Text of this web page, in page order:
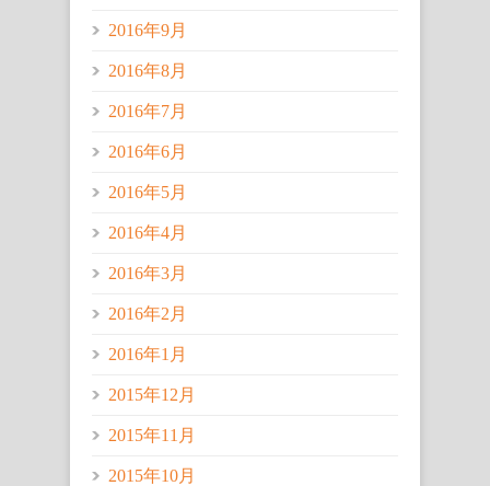
2016年9月
2016年8月
2016年7月
2016年6月
2016年5月
2016年4月
2016年3月
2016年2月
2016年1月
2015年12月
2015年11月
2015年10月